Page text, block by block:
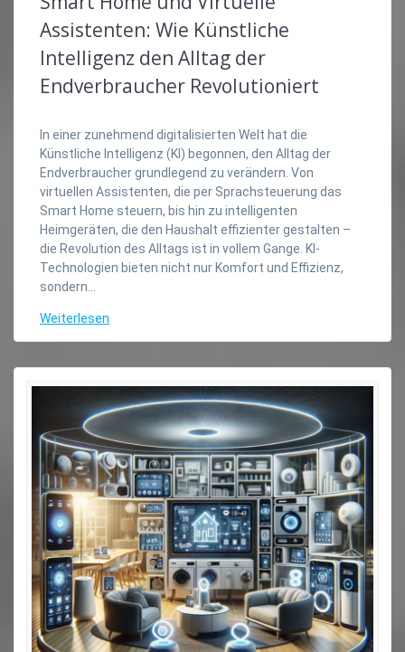
Assistenten: Wie Künstliche
Intelligenz den Alltag der
Endverbraucher Revolutioniert
In einer zunehmend digitalisierten Welt hat die
Künstliche Intelligenz (KI) begonnen, den Alltag der
Endverbraucher grundlegend zu verändern. Von
virtuellen Assistenten, die per Sprachsteuerung das
Smart Home steuern, bis hin zu intelligenten
Heimgeräten, die den Haushalt effizienter gestalten –
die Revolution des Alltags ist in vollem Gange. KI-
Technologien bieten nicht nur Komfort und Effizienz,
sondern…
Weiterlesen